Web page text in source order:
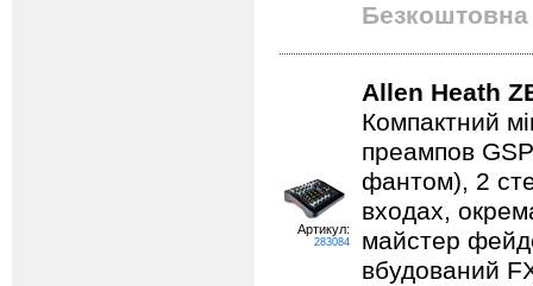
Безкоштовна
Артикул:
283084
Allen Heath
Компактний
преампов
фантом), 2
входах,
майстер
вбудований